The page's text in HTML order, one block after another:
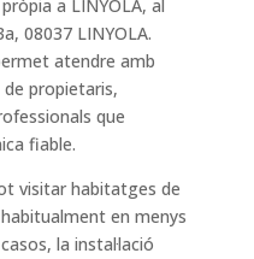
a LINYOLA, al
08037 LINYOLA.
atendre amb
propietaris,
que
fiable.
visitar habitatges de
en menys
la instal·lació